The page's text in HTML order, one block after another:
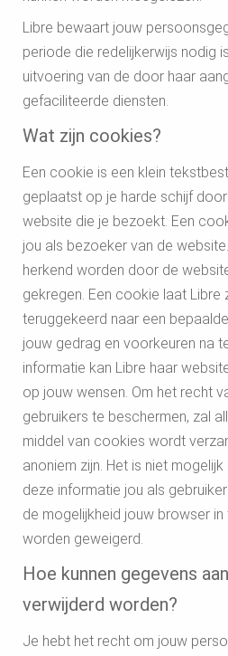
Libre bewaart jouw
periode die redelijkerwijs nodig
uitvoering van de door haar
gefaciliteerde diensten.
Wat zijn cookies?
Een cookie is een klein
geplaatst op je harde schijf
website die je bezoekt. Een
jou als bezoeker van de
herkend worden door de
gekregen. Een cookie laat Libre
teruggekeerd naar een
jouw gedrag en voorkeuren na
informatie kan Libre haar
op jouw wensen. Om het recht
gebruikers te beschermen, zal
middel van cookies wordt
anoniem zijn. Het is niet
deze informatie jou als
de mogelijkheid jouw browser
worden geweigerd.
Hoe kunnen gegevens
verwijderd worden?
Je hebt het recht om jouw